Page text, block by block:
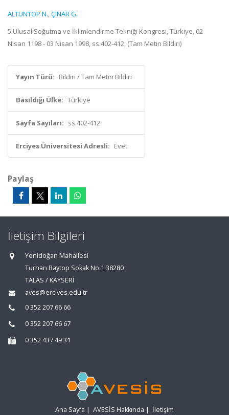
ALTUNTOP N.,ÇINAR G.
5.Ulusal Soğutma ve İklimlendirme Tekniği Kongresi, Türkiye, 02
Nisan 1198 - 03 Nisan 1998, ss.402-412, (Tam Metin Bildiri)
Yayın Türü: Bildiri / Tam Metin Bildiri
Basıldığı Ülke: Türkiye
Sayfa Sayıları: ss.402-412
Erciyes Üniversitesi Adresli: Evet
Paylaş
İletişim Bilgileri
Yenidoğan Mahallesi
Turhan Baytop Sokak No:1 38280
TALAS / KAYSERİ
aves@erciyes.edu.tr
0 352 207 66 66
0 352 207 66 67
0 352 437 49 31
Ana Sayfa | AVESİS Hakkında | İletişim